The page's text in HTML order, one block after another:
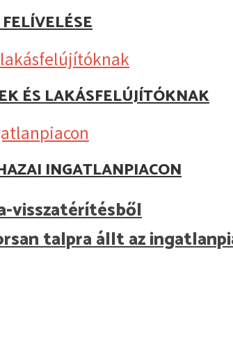
ÉS LAKÁSFELÚJÍTÓKNAK
INGATLANPIACON
visszatérítésből
talpra állt az